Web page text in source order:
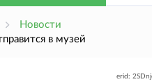
Новости
в музей
erid: